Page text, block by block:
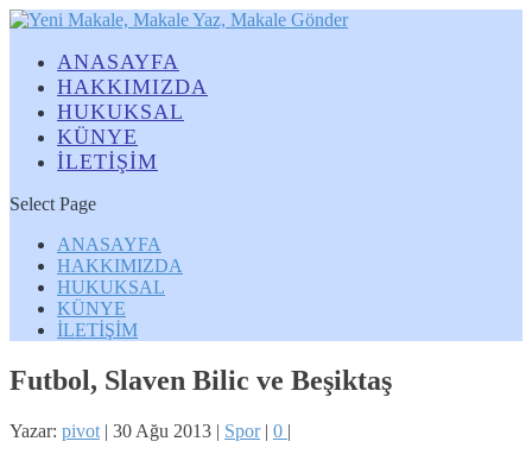
ANASAYFA
HAKKIMIZDA
HUKUKSAL
KÜNYE
İLETİŞİM
Select Page
ANASAYFA
HAKKIMIZDA
HUKUKSAL
KÜNYE
İLETİŞİM
Futbol, Slaven Bilic ve Beşiktaş
Yazar: pivot | 30 Ağu 2013 | Spor| 0 |